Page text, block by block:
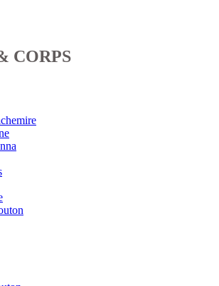
CORPS